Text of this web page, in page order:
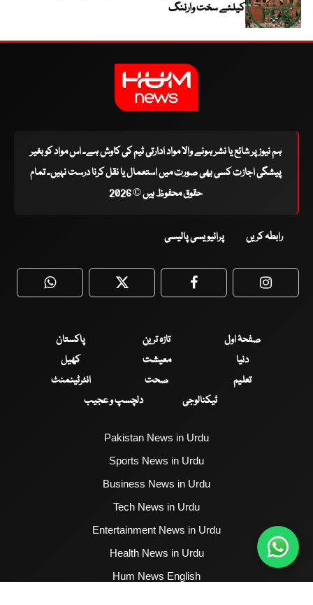
کیلئے سخت وارننگ
ہم نیوز پر شائع یا نشر ہونے والا مواد ادارتی ٹیم کی کاوش ہے۔ اس مواد کو بغیر
پیشگی اجازت کسی بھی صورت میں استعمال یا نقل کرنا درست نہیں۔ تمام
حقوق محفوظ ہیں © 2026
رابطہ کریں پرائیویسی پالیسی
WhatsApp Twitter Facebook
صفحۂ اول تازہ ترین
پاکستان
دنیا
معیشت
کھیل
تعلیم
صحت
انٹرٹینمنٹ
ٹیکنالوجی
دلچسپ و عجیب
Pakistan News in Urdu
Sports News in Urdu
Business News in Urdu
Tech News in Urdu
Entertainment News in Urdu
Health News in Urdu
Hum News English